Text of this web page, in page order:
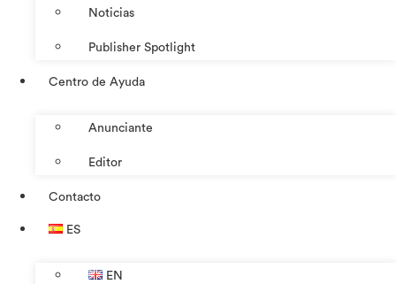
Noticias
Publisher Spotlight
Centro de Ayuda
Anunciante
Editor
Contacto
ES
EN